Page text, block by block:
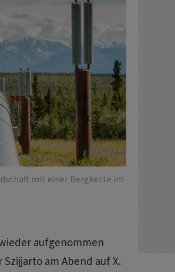
mit einer Bergkette im
aufgenommen
am Abend auf X.